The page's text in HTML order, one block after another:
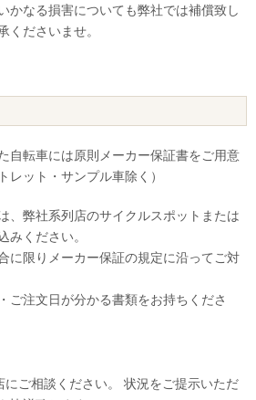
かなる損害についても弊社では補償致し
くださいませ。
自転車には原則メーカー保証書をご用意
レット・サンプル車除く）
、弊社系列店のサイクルスポットまたは
みください。
に限りメーカー保証の規定に沿ってご対
ご注文日が分かる書類をお持ちくださ
ご相談ください。 状況をご提示いただ